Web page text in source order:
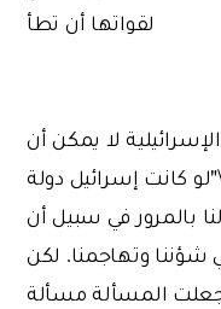
لقواتها أن تطأ
لا يمكن أن
كانت إسرائيل دولة
بالمرور في سبيل أن
شؤننا وتهاجمنا. لكن
المسألة مسألة